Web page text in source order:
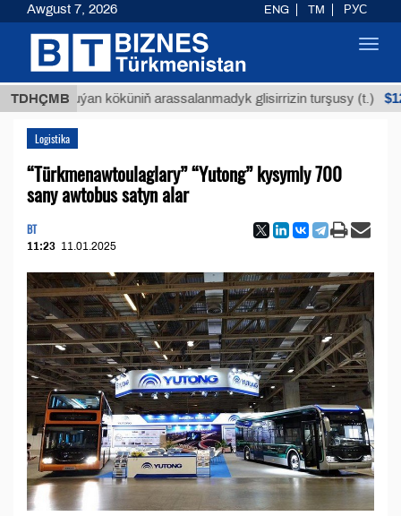
TDHÇMB
Buýan köküniň arassalanmadyk glisirrizin turşusy (t.) $12935,18
Logistika
“Türkmenawtoulaglary” “Yutong” kysymly 700
sany awtobus satyn alar
BT
11:23 11.01.2025
Awgust 7, 2026 ENG TM РУС